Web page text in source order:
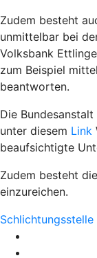
Zudem besteht
unmittelbar bei
Volksbank
zum Beispiel
beantworten.
Die
unter diesem Link
beaufsichtigte
Zudem besteht
einzureichen.
Schlichtungsstelle